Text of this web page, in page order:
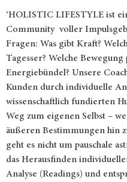
‘HOLISTIC LIFESTYLE ist
Community voller
Fragen: Was gibt Kraft?
Tagesser? Welche
Energiebündel? Unsere
Kunden durch individuelle
wissenschaftlich fundierten
Weg zum eigenen Selbst –
äußeren Bestimmungen hin
geht es nicht um pauschale
das Herausfinden
Analyse (Readings) und